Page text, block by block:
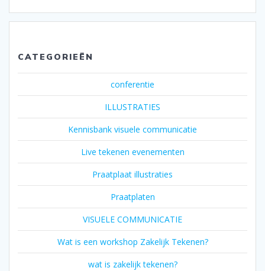
CATEGORIEËN
conferentie
ILLUSTRATIES
Kennisbank visuele communicatie
Live tekenen evenementen
Praatplaat illustraties
Praatplaten
VISUELE COMMUNICATIE
Wat is een workshop Zakelijk Tekenen?
wat is zakelijk tekenen?